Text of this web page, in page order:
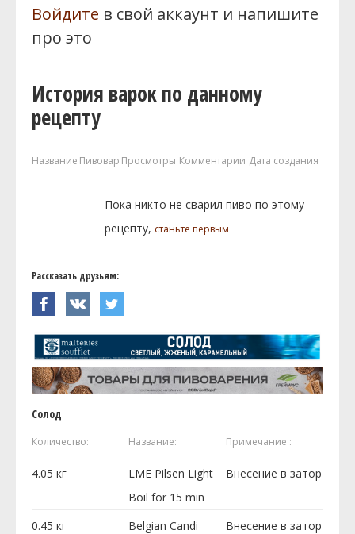
Войдите в свой аккаунт и напишите
про это
История варок по данному
рецепту
Название Пивовар Просмотры Комментарии Дата создания
Пока никто не сварил пиво по этому
рецепту, станьте первым
Рассказать друзьям:
Солод
Количество: Название: Примечание :
4.05 кг
LME Pilsen Light
Boil for 15 min
Внесение в затор
0.45 кг
Belgian Candi
Внесение в затор